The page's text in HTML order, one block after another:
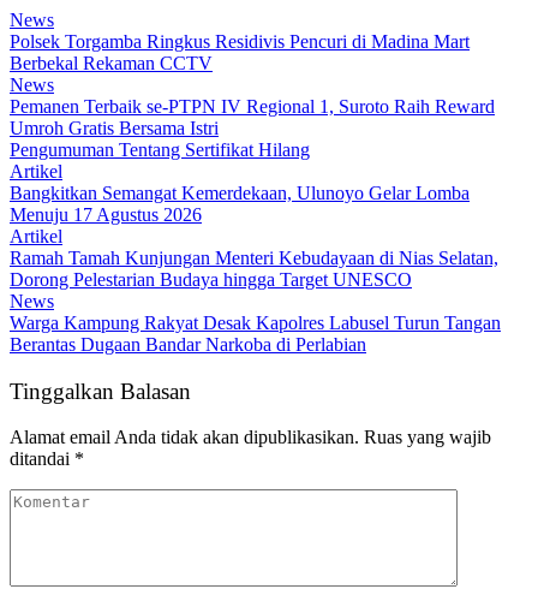
News
Polsek Torgamba Ringkus Residivis Pencuri di Madina Mart
Berbekal Rekaman CCTV
News
Pemanen Terbaik se-PTPN IV Regional 1, Suroto Raih Reward
Umroh Gratis Bersama Istri
Pengumuman Tentang Sertifikat Hilang
Artikel
Bangkitkan Semangat Kemerdekaan, Ulunoyo Gelar Lomba
Menuju 17 Agustus 2026
Artikel
Ramah Tamah Kunjungan Menteri Kebudayaan di Nias Selatan,
Dorong Pelestarian Budaya hingga Target UNESCO
News
Warga Kampung Rakyat Desak Kapolres Labusel Turun Tangan
Berantas Dugaan Bandar Narkoba di Perlabian
Tinggalkan Balasan
Alamat email Anda tidak akan dipublikasikan. Ruas yang wajib
ditandai *